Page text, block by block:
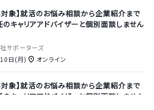
対象】就活のお悩み相談から企業紹介まで
キャリアアドバイザーと個別面談しません
サポーターズ
日(月)
オンライン
対象】就活のお悩み相談から企業紹介まで
キャリアアドバイザーと個別面談しません